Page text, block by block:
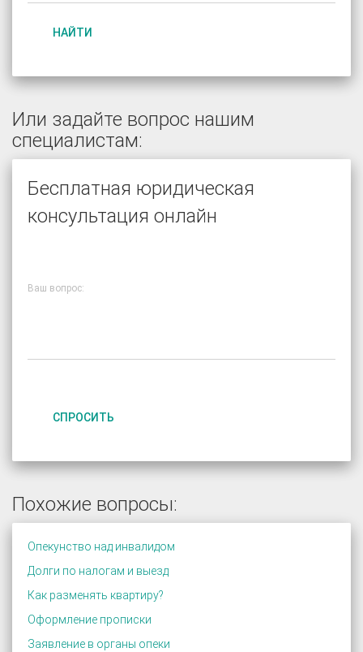
НАЙТИ
Или задайте вопрос нашим
специалистам:
Бесплатная юридическая
консультация онлайн
Ваш вопрос:
СПРОСИТЬ
Похожие вопросы:
Опекунство над инвалидом
Долги по налогам и выезд
Как разменять квартиру?
Оформление прописки
Заявление в органы опеки